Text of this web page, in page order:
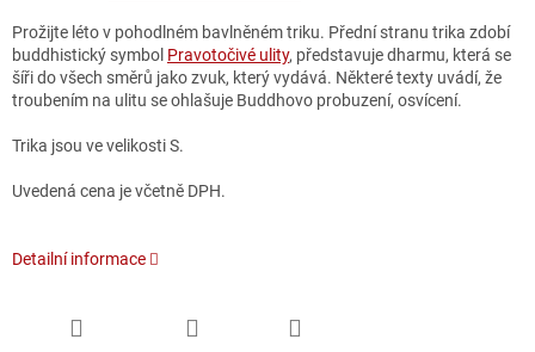
Prožijte léto v pohodlném bavlněném triku. Přední stranu trika zdobí
buddhistický symbol Pravotočivé ulity, představuje dharmu, která se
šíři do všech směrů jako zvuk, který vydává. Některé texty uvádí, že
troubením na ulitu se ohlašuje Buddhovo probuzení, osvícení.
Trika jsou ve velikosti S.
Uvedená cena je včetně DPH.
Detailní informace